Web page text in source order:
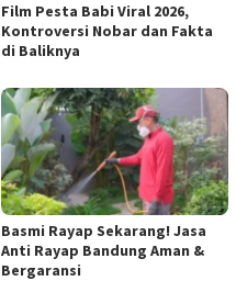
Film Pesta Babi Viral 2026,
Kontroversi Nobar dan Fakta
di Baliknya
Basmi Rayap Sekarang! Jasa
Anti Rayap Bandung Aman &
Bergaransi